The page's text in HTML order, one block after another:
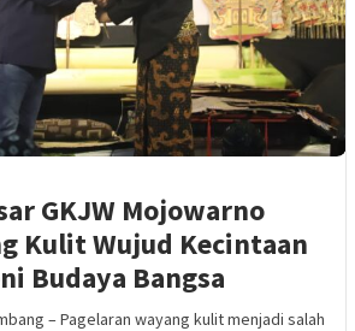
GKJW Mojowarno
Kulit Wujud Kecintaan
Budaya Bangsa
– Pagelaran wayang kulit menjadi salah